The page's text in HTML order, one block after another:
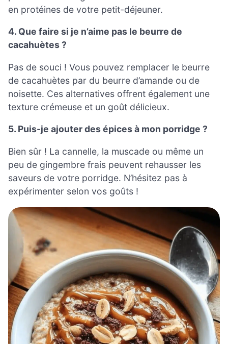
en protéines de votre petit-déjeuner.
4. Que faire si je n’aime pas le beurre de
cacahuètes ?
Pas de souci ! Vous pouvez remplacer le beurre
de cacahuètes par du beurre d’amande ou de
noisette. Ces alternatives offrent également une
texture crémeuse et un goût délicieux.
5. Puis-je ajouter des épices à mon porridge ?
Bien sûr ! La cannelle, la muscade ou même un
peu de gingembre frais peuvent rehausser les
saveurs de votre porridge. N’hésitez pas à
expérimenter selon vos goûts !